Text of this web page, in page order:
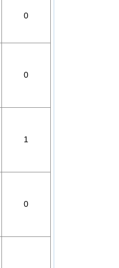
0
0
1
0